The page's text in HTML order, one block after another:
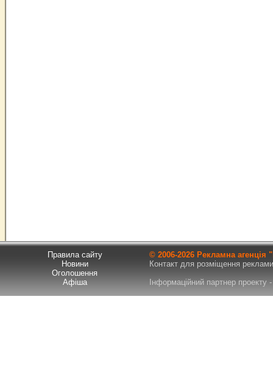
Правила сайту
Новини
Оголошення
Афіша
© 2006-2026 Рекламна
Контакт для розміщення
Інформаційний партнер проекту